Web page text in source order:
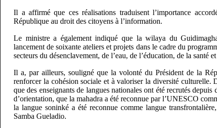
Il a affirmé que ces réalisations traduisent l’importance
République au droit des citoyens à l’information.
Le ministre a également indiqué que la wilaya du
lancement de soixante ateliers et projets dans le cadre du
secteurs du désenclavement, de l’eau, de l’éducation, de la santé
Il a, par ailleurs, souligné que la volonté du Président de la
renforcer la cohésion sociale et à valoriser la diversité culturelle.
que des enseignants de langues nationales ont été recrutés
d’orientation, que la mahadra a été reconnue par l’UNESCO
la langue soninké a été reconnue comme langue
Samba Gueladio.